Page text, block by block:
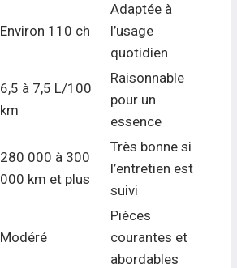
Environ 110 ch
Adaptée à
l’usage
quotidien
6,5 à 7,5 L/100
km
Raisonnable
pour un
essence
280 000 à 300
000 km et plus
Très bonne si
l’entretien est
suivi
Modéré
Pièces
courantes et
abordables